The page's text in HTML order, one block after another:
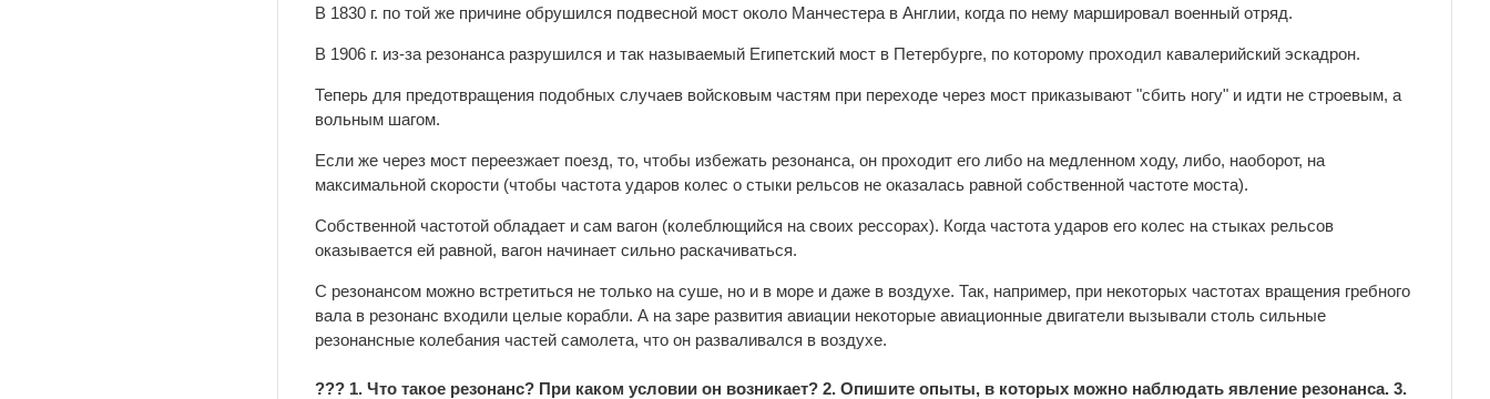
В 1830 г. по той же причине обрушился подвесной мост около Манчестера в Англии, когда по нему маршировал военный отряд.
В 1906 г. из-за резонанса разрушился и так называемый Египетский мост в Петербурге, по которому проходил кавалерийский эскадрон.
Теперь для предотвращения подобных случаев войсковым частям при переходе через мост приказывают "сбить ногу" и идти не строевым, а
вольным шагом.
Если же через мост переезжает поезд, то, чтобы избежать резонанса, он проходит его либо на медленном ходу, либо, наоборот, на
максимальной скорости (чтобы частота ударов колес о стыки рельсов не оказалась равной собственной частоте моста).
Собственной частотой обладает и сам вагон (колеблющийся на своих рессорах). Когда частота ударов его колес на стыках рельсов
оказывается ей равной, вагон начинает сильно раскачиваться.
С резонансом можно встретиться не только на суше, но и в море и даже в воздухе. Так, например, при некоторых частотах вращения гребного
вала в резонанс входили целые корабли. А на заре развития авиации некоторые авиационные двигатели вызывали столь сильные
резонансные колебания частей самолета, что он разваливался в воздухе.
??? 1. Что такое резонанс? При каком условии он возникает? 2. Опишите опыты, в которых можно наблюдать явление резонанса. 3.